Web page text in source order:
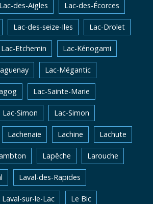
Lac-des-Aigles Lac-des-Écorces
Lac-des-seize-Iles Lac-Drolet
Lac-Etchemin Lac-Kénogami
Lac-Mégantic
Lac-Sainte-Marie
Lac-Simon Lac-Simon
Lachenaie Lachine Lachute
Lapêche Larouche
Laval-des-Rapides
Laval-sur-le-Lac Le Bic